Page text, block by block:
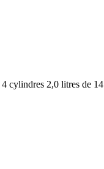
cylindres 2,0 litres de